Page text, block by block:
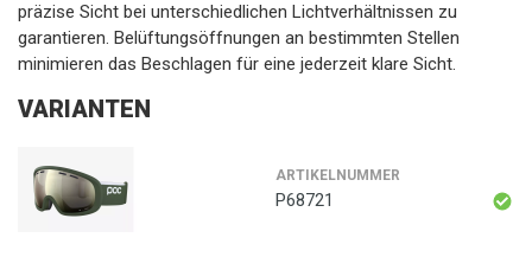
präzise Sicht bei unterschiedlichen Lichtverhältnissen zu
garantieren. Belüftungsöffnungen an bestimmten Stellen
minimieren das Beschlagen für eine jederzeit klare Sicht.
VARIANTEN
ARTIKELNUMMER
P68721